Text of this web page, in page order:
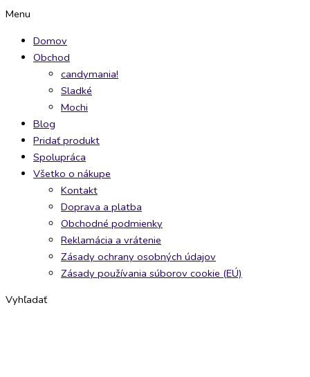
Preskočiť
obsah
Menu
Domov
Obchod
candymania!
Sladké
Mochi
Blog
Pridať produkt
Spolupráca
Všetko o nákupe
Kontakt
Doprava a platba
Obchodné podmienky
Reklamácia a vrátenie
Zásady ochrany osobných údajov
Zásady používania súborov cookie (EÚ)
Vyhľadať
Takim
Crunchies
Blue
EL
Nacho
Chips
Takis
Heat
94g
Herr
Honey
Cheese